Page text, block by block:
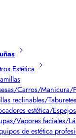
Estética
Carros/Manicura/
reclinables/Taburetes
estética/Espejos
Vapores faciales/
de estética